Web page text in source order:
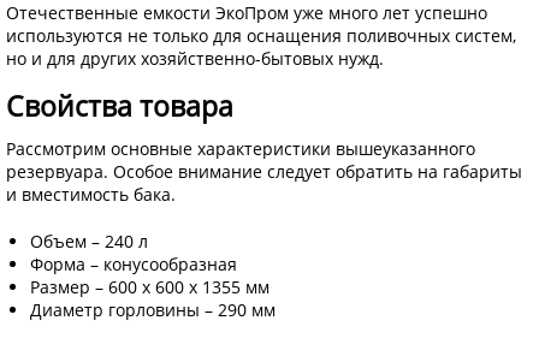
Отечественные емкости ЭкоПром уже много лет успешно
используются не только для оснащения поливочных систем,
но и для других хозяйственно-бытовых нужд.
Свойства товара
Рассмотрим основные характеристики вышеуказанного
резервуара. Особое внимание следует обратить на габариты
и вместимость бака.
Объем – 240 л
Форма – конусообразная
Размер – 600 х 600 х 1355 мм
Диаметр горловины – 290 мм